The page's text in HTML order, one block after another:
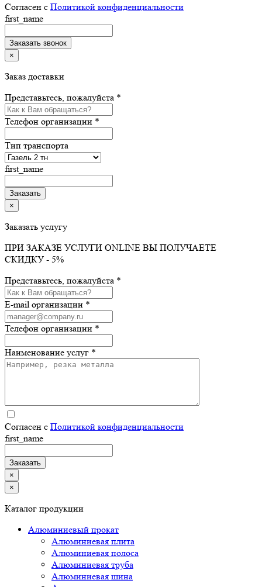
Согласен с Политикой конфиденциальности
first_name
×
Заказ доставки
Представьтесь, пожалуйста *
Телефон организации *
Тип транспорта
first_name
×
Заказать услугу
ПРИ ЗАКАЗЕ УСЛУГИ ONLINE ВЫ ПОЛУЧАЕТЕ
СКИДКУ - 5%
Представьтесь, пожалуйста *
E-mail организации *
Телефон организации *
Наименование услуг *
Согласен с Политикой конфиденциальности
first_name
×
×
Каталог продукции
Алюминиевый прокат
Алюминиевая плита
Алюминиевая полоса
Алюминиевая труба
Алюминиевая шина